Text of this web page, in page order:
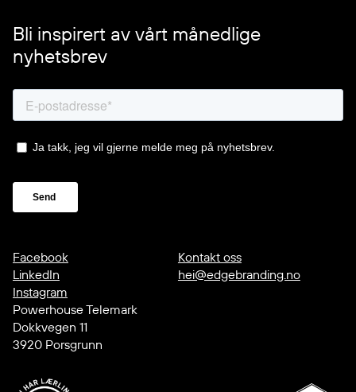
Bli inspirert av vårt månedlige
nyhetsbrev
Facebook
LinkedIn
Instagram
Kontakt oss
hei@edgebranding.no
Powerhouse Telemark
Dokkvegen 11
3920 Porsgrunn